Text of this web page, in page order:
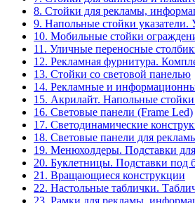
8. Стойки для рекламы,
9. Напольные стойки указатели.
10. Мобильные стойки
11. Уличные переносные
12. Рекламная фурнитура.
13. Стойки со световой панелью
14. Рекламные и
15. Акрилайт. Напольные
16. Световые панели (Frame Led)
17. Светодинамические
18. Световые панели для
19. Менюхолдеры. Подставки
20. Буклетницы. Подставки
21. Вращающиеся конструкции
22. Настольные таблички.
23. Рамки для рекламы,